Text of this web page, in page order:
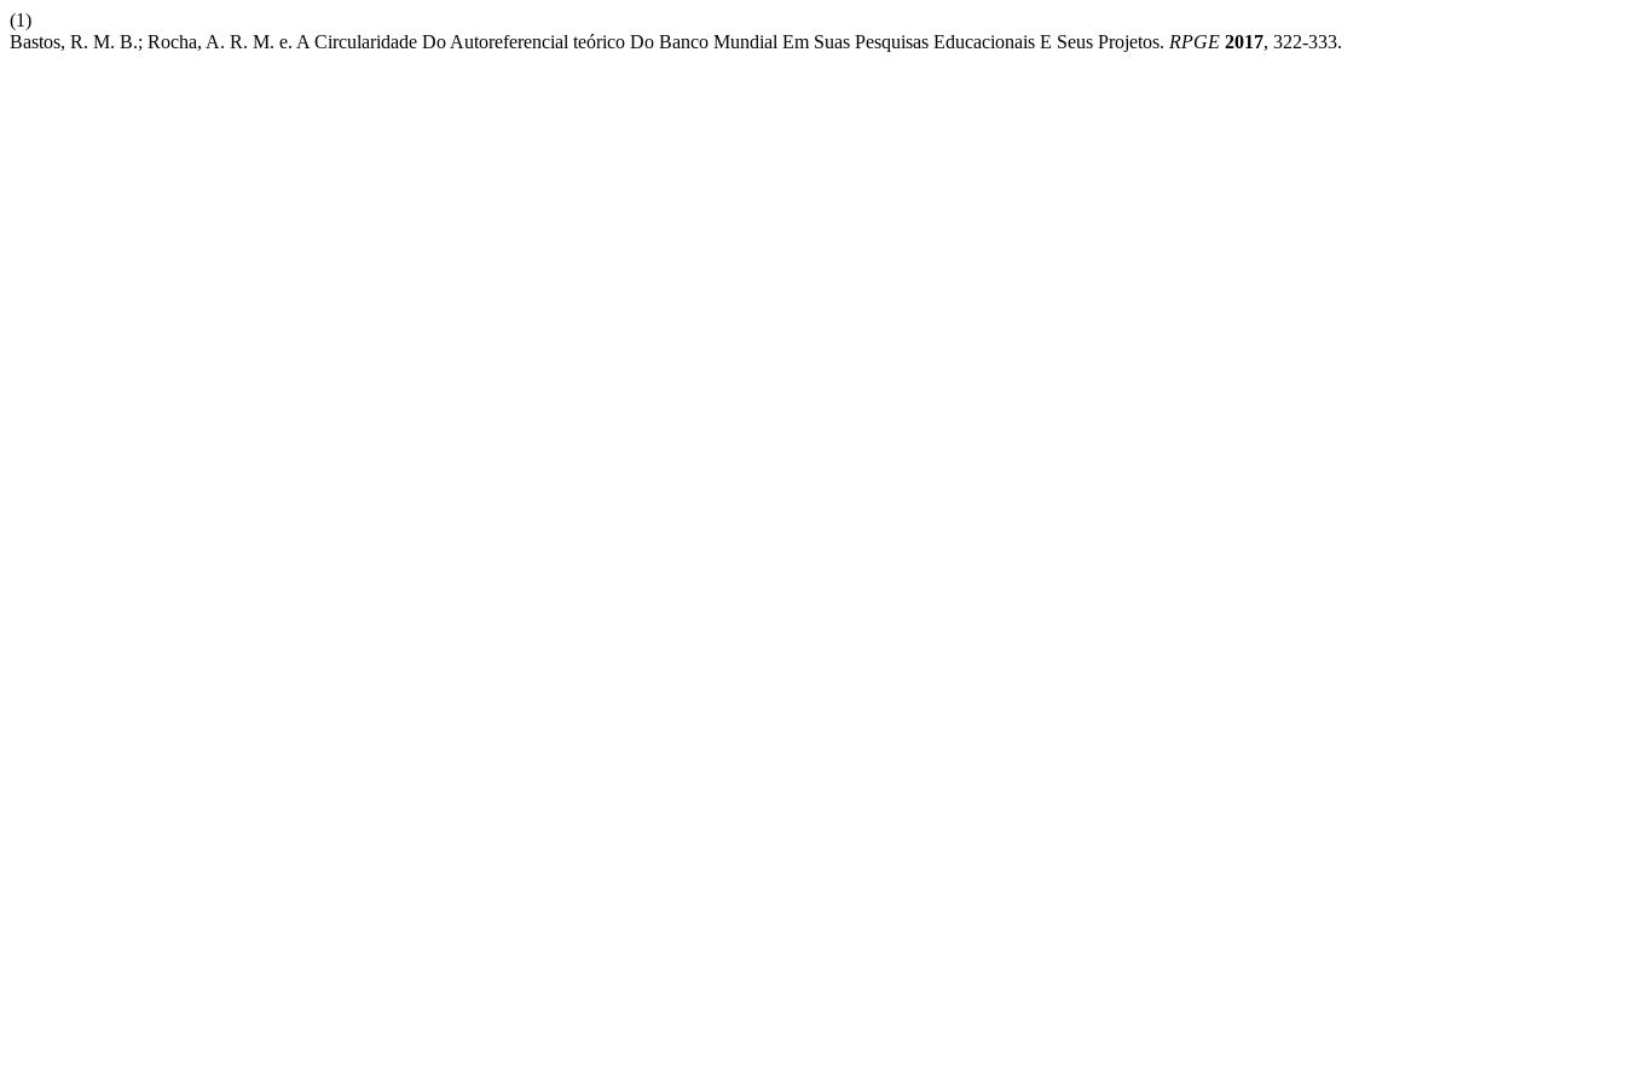
(1)
Bastos, R. M. B.; Rocha, A. R. M. e. A Circularidade Do Autoreferencial teórico Do Banco Mundial Em Suas Pesquisas Educacionais E Seus Projetos. RPGE 2017, 322-333.